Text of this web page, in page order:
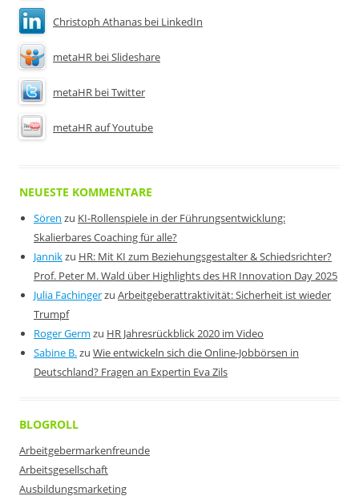
Christoph Athanas bei LinkedIn
metaHR bei Slideshare
metaHR bei Twitter
metaHR auf Youtube
NEUESTE KOMMENTARE
Sören zu KI-Rollenspiele in der Führungsentwicklung:
Skalierbares Coaching für alle?
Jannikzu HR: Mit KI zum Beziehungsgestalter & Schiedsrichter?
Prof. Peter M. Wald über Highlights des HR Innovation Day 2025
Julia Fachingerzu Arbeitgeberattraktivität: Sicherheit ist wieder
Trumpf
Roger Germ zu HR Jahresrückblick 2020 im Video
Sabine B.zu Wie entwickeln sich die Online-Jobbörsen in
Deutschland? Fragen an Expertin Eva Zils
BLOGROLL
Arbeitgebermarkenfreunde
Arbeitsgesellschaft
Ausbildungsmarketing